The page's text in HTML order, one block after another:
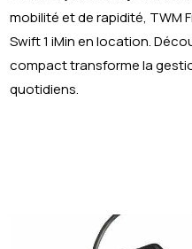
mobilité et de rapidité, TWM
Swift 1 iMin en location.
compact transforme la
quotidiens.